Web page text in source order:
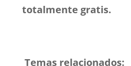
totalmente gratis.
Temas relacionados: